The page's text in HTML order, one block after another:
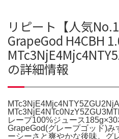
リピート【人気
GrapeGod H4CBH
の詳細情報
レープ100%ジュース
GrapeGod(グレープゴッド)み
ーシーさと爽やかな後味。グ